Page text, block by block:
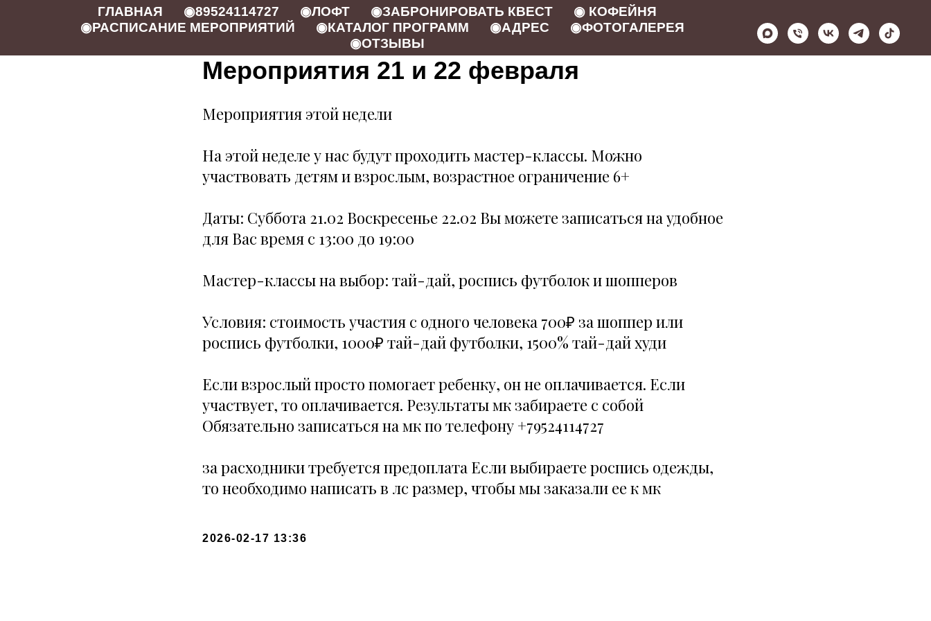
ГЛАВНАЯ ◉89524114727 ◉ЛОФТ ◉ЗАБРОНИРОВАТЬ КВЕСТ
◉ КОФЕЙНЯ
◉РАСПИСАНИЕ МЕРОПРИЯТИЙ
◉КАТАЛОГ ПРОГРАММ ◉АДРЕС
◉ФОТОГАЛЕРЕЯ
◉ОТЗЫВЫ
Мероприятия 21 и 22 февраля
Мероприятия этой недели
На этой неделе у нас будут проходить мастер-классы. Можно
участвовать детям и взрослым, возрастное ограничение 6+
Даты: Суббота 21.02 Воскресенье 22.02 Вы можете записаться на удобное
для Вас время с 13:00 до 19:00
Мастер-классы на выбор: тай-дай, роспись футболок и шопперов
Условия: стоимость участия с одного человека 700₽ за шоппер или
роспись футболки, 1000₽ тай-дай футболки, 1500% тай-дай худи
Если взрослый просто помогает ребенку, он не оплачивается. Если
участвует, то оплачивается. Результаты мк забираете с собой
Обязательно записаться на мк по телефону +79524114727
за расходники требуется предоплата Если выбираете роспись одежды,
то необходимо написать в лс размер, чтобы мы заказали ее к мк
2026-02-17 13:36